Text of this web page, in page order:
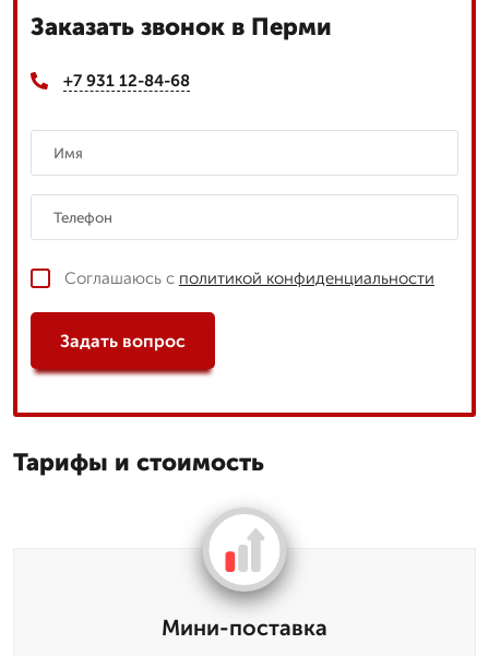
Заказать звонок в Перми
+7 931 12-84-68
Соглашаюсь с политикой конфиденциальности
Задать вопрос
Тарифы и стоимость
Мини-поставка